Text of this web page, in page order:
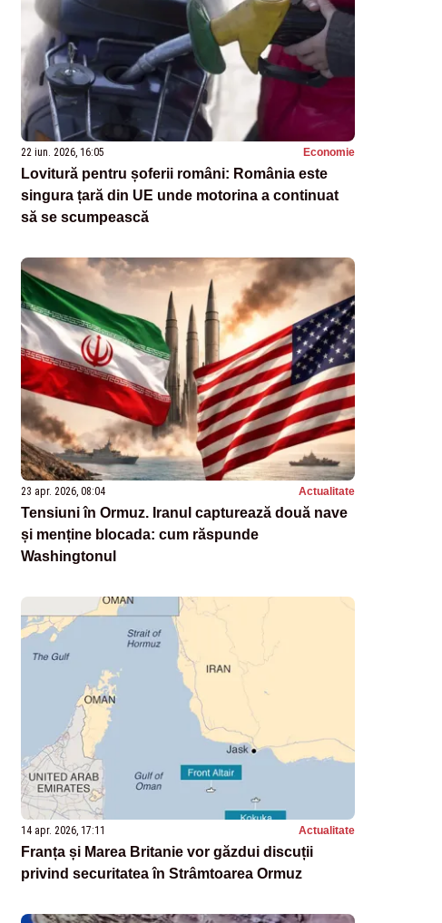
22 iun. 2026, 16:05 Economie
Lovitură pentru șoferii români: România este
singura țară din UE unde motorina a continuat
să se scumpească
23 apr. 2026, 08:04 Actualitate
Tensiuni în Ormuz. Iranul capturează două nave
și menține blocada: cum răspunde
Washingtonul
14 apr. 2026, 17:11 Actualitate
Franța și Marea Britanie vor găzdui discuții
privind securitatea în Strâmtoarea Ormuz